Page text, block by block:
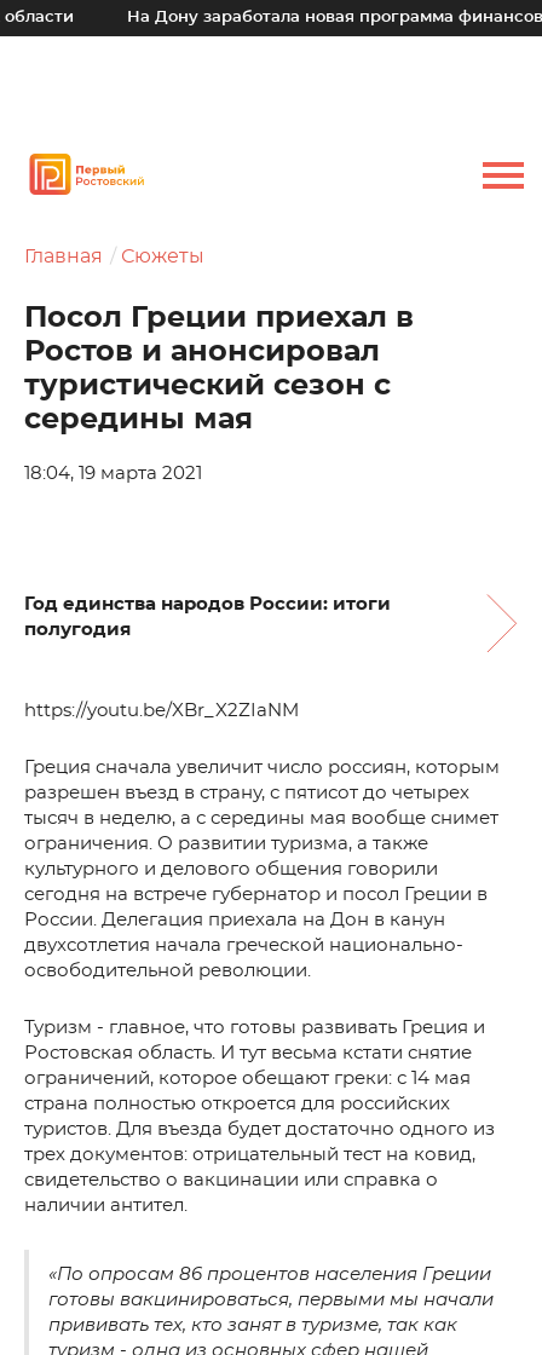
На Дону заработала новая программа финансовой
Главная Сюжеты
Посол Греции приехал в
Ростов и анонсировал
туристический сезон с
середины мая
18:04, 19 марта 2021
Год единства народов России: итоги
полугодия
https://youtu.be/XBr_X2ZIaNM
Греция сначала увеличит число россиян, которым
разрешен въезд в страну, с пятисот до четырех
тысяч в неделю, а с середины мая вообще снимет
ограничения. О развитии туризма, а также
культурного и делового общения говорили
сегодня на встрече губернатор и посол Греции в
России. Делегация приехала на Дон в канун
двухсотлетия начала греческой национально-
освободительной революции.
Туризм - главное, что готовы развивать Греция и
Ростовская область. И тут весьма кстати снятие
ограничений, которое обещают греки: с 14 мая
страна полностью откроется для российских
туристов. Для въезда будет достаточно одного из
трех документов: отрицательный тест на ковид,
свидетельство о вакцинации или справка о
наличии антител.
«По опросам 86 процентов населения Греции
готовы вакцинироваться, первыми мы начали
прививать тех, кто занят в туризме, так как
туризм - одна из основных сфер нашей